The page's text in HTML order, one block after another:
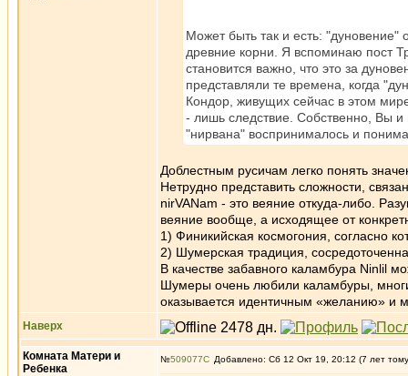
Может быть так и есть: "дуновение"
древние корни. Я вспоминаю пост
становится важно, что это за
представляли те времена, когда
Кондор, живущих сейчас в этом
- лишь следствие. Собственно, Вы и
"нирвана" воспринималось и
Доблестным русичам легко понять
Нетрудно представить сложности,
nirVANam - это веяние откуда-либо.
веяние вообще, а исходящее от
1) Финикийская космогония, согласно
2) Шумерская традиция,
В качестве забавного каламбура Ninlil
Шумеры очень любили каламбуры,
оказывается идентичным «желанию» и
Наверх
Комната Матери и
Ребенка
№509077 Добавлено: Сб 12 Окт 19, 20:12 (7 лет